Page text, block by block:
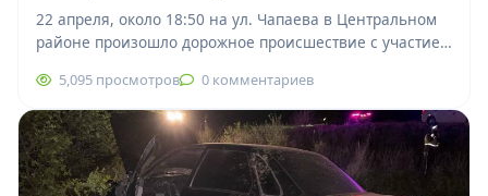
22 апреля, около 18:50 на ул. Чапаева в Центральном
районе произошло дорожное происшествие с участием
5,095 просмотров 0 комментариев